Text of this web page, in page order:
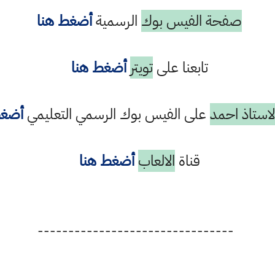
صفحة الفيس بوك الرسميةأضغط هنا
تابعنا علىتويتر أضغط هنا
احمدعلى الفيس بوك الرسمي التعليمي
قناة الالعاب أضغط هنا
--------------------------------